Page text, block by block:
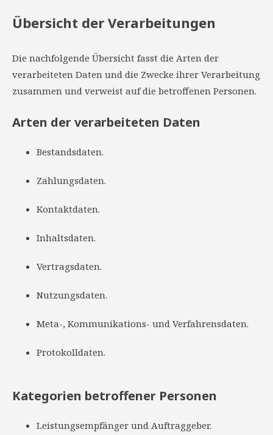
Übersicht der Verarbeitungen
Die nachfolgende Übersicht fasst die Arten der
verarbeiteten Daten und die Zwecke ihrer Verarbeitung
zusammen und verweist auf die betroffenen Personen.
Arten der verarbeiteten Daten
Bestandsdaten.
Zahlungsdaten.
Kontaktdaten.
Inhaltsdaten.
Vertragsdaten.
Nutzungsdaten.
Meta-, Kommunikations- und Verfahrensdaten.
Protokolldaten.
Kategorien betroffener Personen
Leistungsempfänger und Auftraggeber.